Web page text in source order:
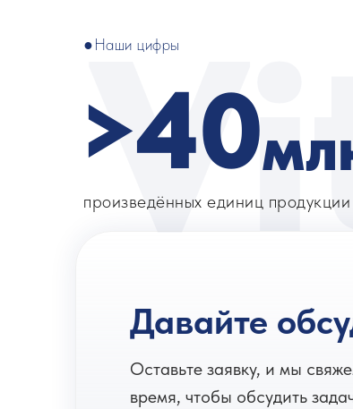
Давайте
Оставьте заявку, и мы
время, чтобы обсудить
>40
произведённых единиц продукции
●Наши цифры